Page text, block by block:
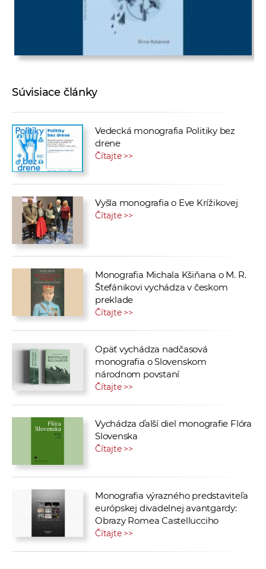
Súvisiace články
Vedecká monografia Politiky bez
drene
Čítajte >>
Vyšla monografia o Eve Krížikovej
Čítajte >>
Monografia Michala Kšiňana o M. R.
Štefánikovi vychádza v českom
preklade
Čítajte >>
Opäť vychádza nadčasová
monografia o Slovenskom
národnom povstaní
Čítajte >>
Vychádza ďalší diel monografie Flóra
Slovenska
Čítajte >>
Monografia výrazného predstaviteľa
európskej divadelnej avantgardy:
Obrazy Romea Castellucciho
Čítajte >>